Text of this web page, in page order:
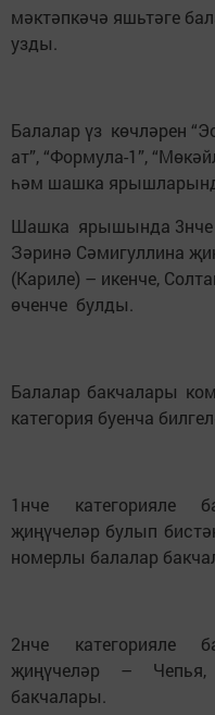
мәктәпкәчә яшьтәге
узды.
Балалар үз көчләрен
ат”, “Формула-1”,
һәм шашка
Шашка ярышында 3нче
Зәринә Сәмигуллина
(Кариле) – икенче,
өченче булды.
Балалар бакчалары
категория буенча
1нче категорияле
җиңүчеләр булып
номерлы балалар
2нче категорияле
җиңүчеләр – Чепья,
бакчалары.